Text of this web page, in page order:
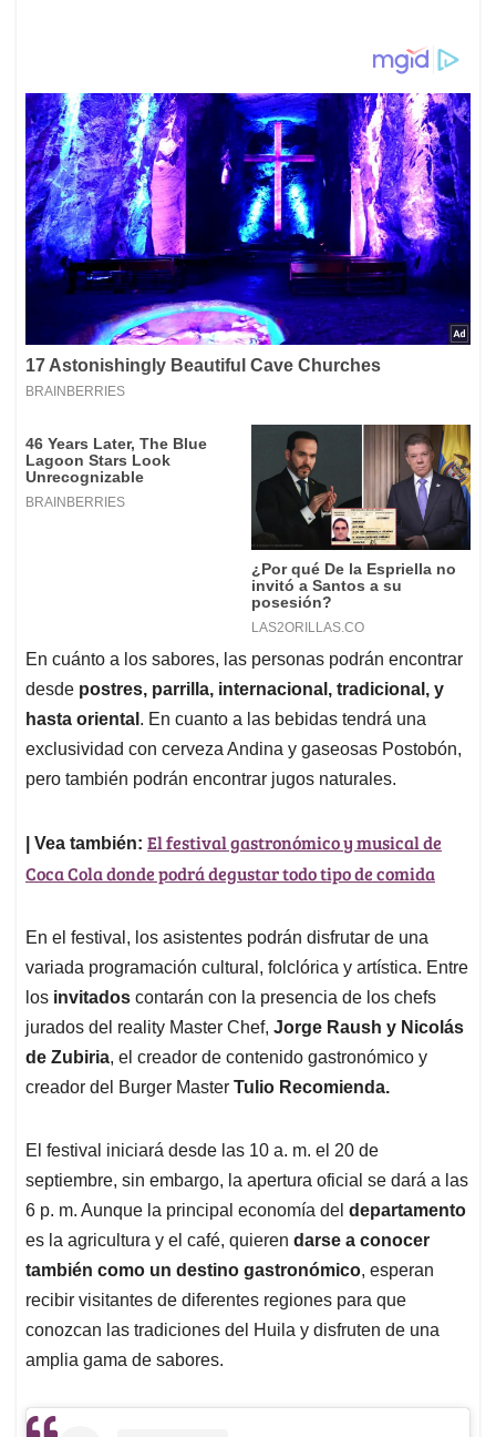
En cuánto a los sabores, las personas podrán encontrar
desde postres, parrilla, internacional, tradicional, y
hasta oriental . En cuanto a las bebidas tendrá una
exclusividad con cerveza Andina y gaseosas Postobón,
pero también podrán encontrar jugos naturales.
| Vea también: El festival gastronómico y musical de
Coca Cola donde podrá degustar todo tipo de comida
En el festival, los asistentes podrán disfrutar de una
variada programación cultural, folclórica y artística. Entre
los invitados contarán con la presencia de los chefs
jurados del reality Master Chef, Jorge Raush y Nicolás
de Zubiria, el creador de contenido gastronómico y
creador del Burger Master Tulio Recomienda.
El festival iniciará desde las 10 a. m. el 20 de
septiembre, sin embargo, la apertura oficial se dará a las
6 p. m. Aunque la principal economía del departamento
es la agricultura y el café, quieren darse a conocer
también como un destino gastronómico, esperan
recibir visitantes de diferentes regiones para que
conozcan las tradiciones del Huila y disfruten de una
amplia gama de sabores.